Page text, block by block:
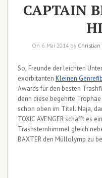
CAPTAIN
On 6. Mai 2014 by
So, Freunde der leichten
exorbitanten Kleinen
Awards für den besten
denn diese begehrte
schon oben im Titel. Naja,
TOXIC AVENGER schafft es
Trashsternhimmel gleich
BAXTER den Müllolymp zu